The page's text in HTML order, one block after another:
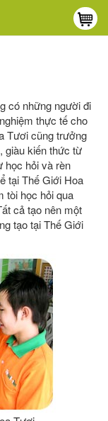
có những người đi
thực tế cho
Tươi cũng trưởng
giàu kiến thức từ
học hỏi và rèn
tại Thế Giới Hoa
tòi học hỏi qua
cả tạo nên một
tạo tại Thế Giới